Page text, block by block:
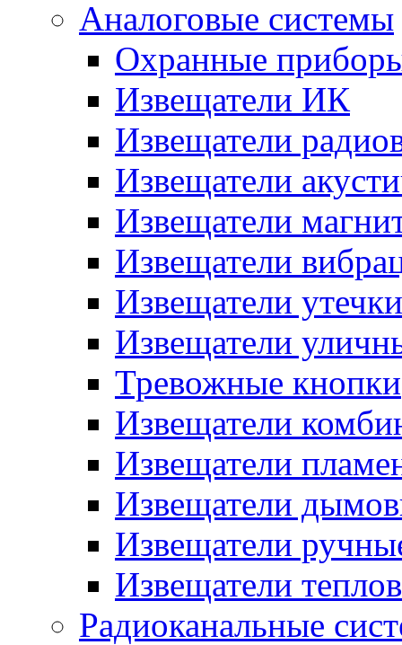
Аналоговые системы
Охранные
Извещатели ИК
Извещатели
Извещатели
Извещатели
Извещатели
Извещатели утечки
Извещатели
Тревожные кнопки
Извещатели
Извещатели
Извещатели
Извещатели
Извещатели
Радиоканальные